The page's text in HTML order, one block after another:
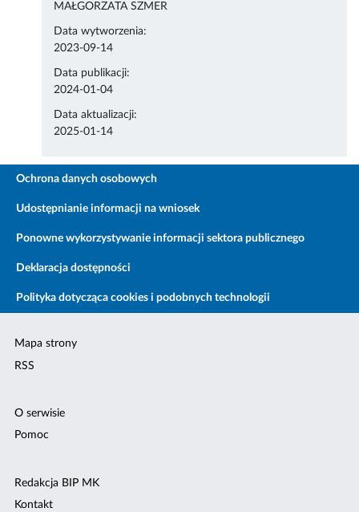
MAŁGORZATA SZMER
Data wytworzenia:
2023-09-14
Data publikacji:
2024-01-04
Data aktualizacji:
2025-01-14
Ochrona danych osobowych
Udostępnianie informacji na wniosek
Ponowne wykorzystywanie informacji sektora publicznego
Deklaracja dostępności
Polityka dotycząca cookies i podobnych technologii
Mapa strony
RSS
O serwisie
Pomoc
Redakcja BIP MK
Kontakt